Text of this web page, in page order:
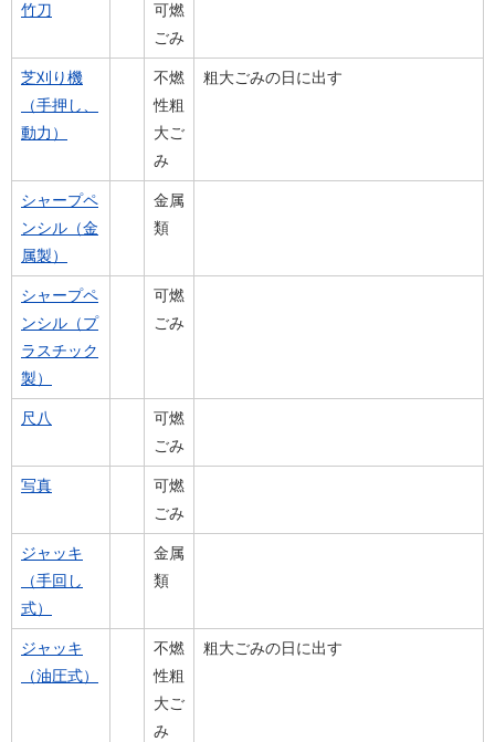
竹刀
可燃
ごみ
芝刈り機
（手押し、
動力）
不燃
性粗
大ご
み
粗大ごみの日に出す
シャープペ
ンシル（金
属製）
金属
類
シャープペ
ンシル（プ
ラスチック
製）
可燃
ごみ
尺八
可燃
ごみ
写真
可燃
ごみ
ジャッキ
（手回し
式）
金属
類
ジャッキ
（油圧式）
不燃
性粗
大ご
み
粗大ごみの日に出す